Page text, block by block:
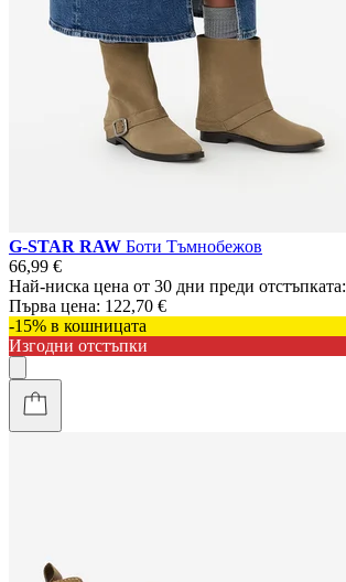
G-STAR RAW Боти Тъмнобежов
66,99 €
Най-ниска цена от 30 дни преди отстъпката:
Първа цена: 122,70 €
-15% в кошницата
Изгодни отстъпки